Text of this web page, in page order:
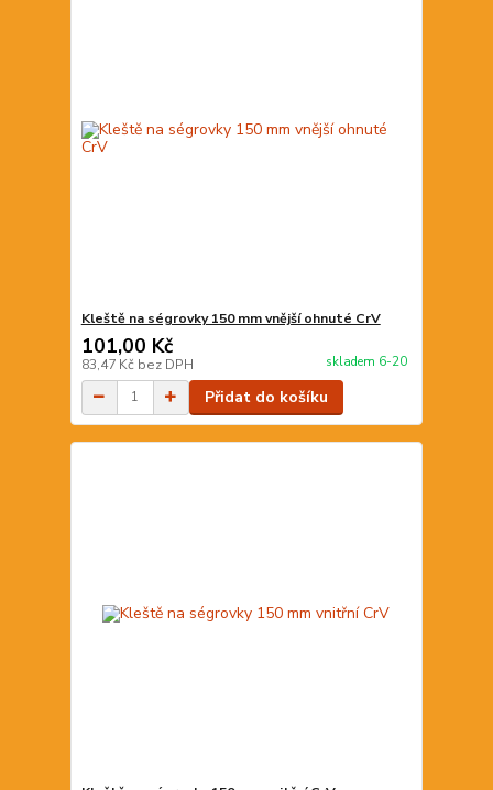
Kleště na ségrovky 150 mm vnější ohnuté CrV
101,00 Kč
83,47 Kč bez DPH skladem 6-20
Přidat do košíku